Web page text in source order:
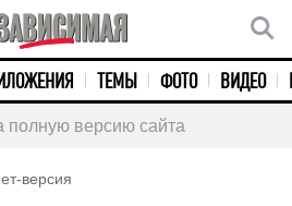
ТЕМЫ ФОТО ВИДЕО
полную версию сайта
версия